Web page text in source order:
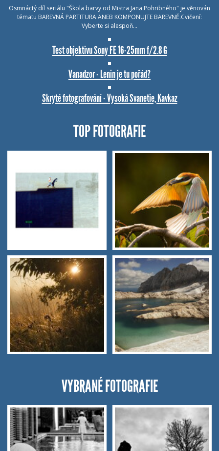
Osmnáctý díl seriálu "Škola barvy od Mistra Jana Pohribného" je věnován
tématu BAREVNÁ PARTITURA ANEB KOMPONUJTE BAREVNĚ.Cvičení:
Vyberte si alespoň…
Test objektivu Sony FE 16-25mm f/2.8 G
Vanadzor - Lenin je tu pořád?
Skryté fotografování - Vysoká Svanetie, Kavkaz
TOP FOTOGRAFIE
VYBRANÉ FOTOGRAFIE